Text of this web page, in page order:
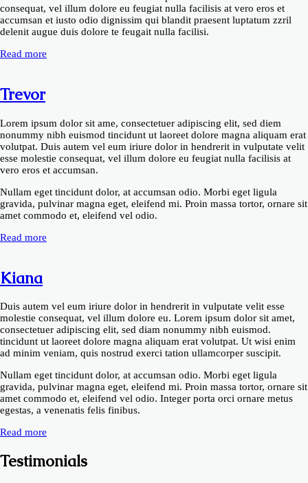
consequat, vel illum dolore eu feugiat nulla facilisis at vero eros et
accumsan et iusto odio dignissim qui blandit praesent luptatum zzril
delenit augue duis dolore te feugait nulla facilisi.
Read more
Trevor
Lorem ipsum dolor sit ame, consectetuer adipiscing elit, sed diem
nonummy nibh euismod tincidunt ut laoreet dolore magna aliquam erat
volutpat. Duis autem vel eum iriure dolor in hendrerit in vulputate velit
esse molestie consequat, vel illum dolore eu feugiat nulla facilisis at
vero eros et accumsan.
Nullam eget tincidunt dolor, at accumsan odio. Morbi eget ligula
gravida, pulvinar magna eget, eleifend mi. Proin massa tortor, ornare sit
amet commodo et, eleifend vel odio.
Read more
Kiana
Duis autem vel eum iriure dolor in hendrerit in vulputate velit esse
molestie consequat, vel illum dolore eu. Lorem ipsum dolor sit amet,
consectetuer adipiscing elit, sed diam nonummy nibh euismod.
tincidunt ut laoreet dolore magna aliquam erat volutpat. Ut wisi enim
ad minim veniam, quis nostrud exerci tation ullamcorper suscipit.
Nullam eget tincidunt dolor, at accumsan odio. Morbi eget ligula
gravida, pulvinar magna eget, eleifend mi. Proin massa tortor, ornare sit
amet commodo et, eleifend vel odio. Integer porta orci ornare metus
egestas, a venenatis felis finibus.
Read more
Testimonials